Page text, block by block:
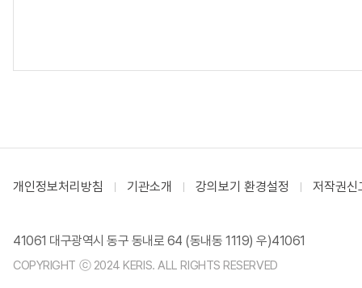
개인정보처리방침 기관소개 강의보기 환경설정 저작권신
41061 대구광역시 동구 동내로 64 (동내동 1119) 우)41061
COPYRIGHT ⓒ 2024 KERIS. ALL RIGHTS RESERVED